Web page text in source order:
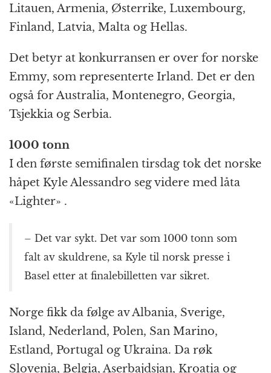
Litauen, Armenia, Østerrike, Luxembourg,
Finland, Latvia, Malta og Hellas.
Det betyr at konkurransen er over for norske
Emmy, som representerte Irland. Det er den
også for Australia, Montenegro, Georgia,
Tsjekkia og Serbia.
1000 tonn
I den første semifinalen tirsdag tok det norske
håpet Kyle Alessandro seg videre med låta
«Lighter» .
– Det var sykt. Det var som 1000 tonn som
falt av skuldrene, sa Kyle til norsk presse i
Basel etter at finalebilletten var sikret.
Norge fikk da følge av Albania, Sverige,
Island, Nederland, Polen, San Marino,
Estland, Portugal og Ukraina. Da røk
Slovenia, Belgia, Aserbajdsjan, Kroatia og